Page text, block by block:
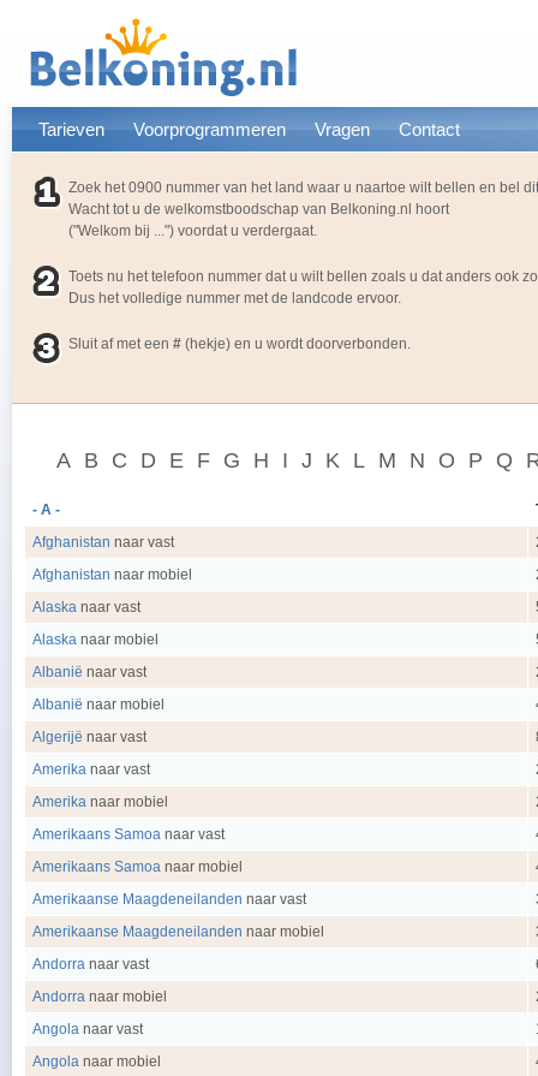
Tarieven Voorprogrammeren Vragen Contact
Zoek het 0900 nummer van het land waar u naartoe wilt bellen en bel
Wacht tot u de welkomstboodschap van Belkoning.nl hoort
("Welkom bij ...") voordat u verdergaat.
Toets nu het telefoon nummer dat u wilt bellen zoals u dat anders ook
Dus het volledige nummer met de landcode ervoor.
Sluit af met een # (hekje) en u wordt doorverbonden.
A B C D E F G H I J K L M N O P Q
- A -
Afghanistan naar vast
Afghanistan naar mobiel
Alaska naar vast
Alaska naar mobiel
Albanië naar vast
Albanië naar mobiel
Algerijë naar vast
Amerika naar vast
Amerika naar mobiel
Amerikaans Samoa naar vast
Amerikaans Samoa naar mobiel
Amerikaanse Maagdeneilanden naar vast
Amerikaanse Maagdeneilanden naar mobiel
Andorra naar vast
Andorra naar mobiel
Angola naar vast
Angola naar mobiel